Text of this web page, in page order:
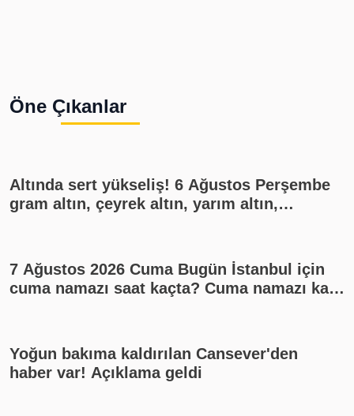
Öne Çıkanlar
Altında sert yükseliş! 6 Ağustos Perşembe
gram altın, çeyrek altın, yarım altın,
7 Ağustos 2026 Cuma Bugün İstanbul için
cuma namazı saat kaçta? Cuma namazı kaç
Yoğun bakıma kaldırılan Cansever'den
haber var! Açıklama geldi